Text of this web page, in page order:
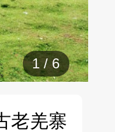
1 / 6
老羌寨